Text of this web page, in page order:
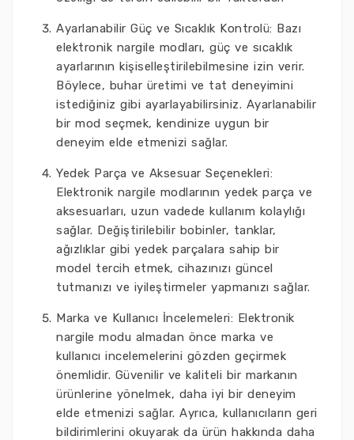
Ayarlanabilir Güç ve Sıcaklık Kontrolü: Bazı
elektronik nargile modları, güç ve sıcaklık
ayarlarının kişiselleştirilebilmesine izin verir.
Böylece, buhar üretimi ve tat deneyimini
istediğiniz gibi ayarlayabilirsiniz. Ayarlanabilir
bir mod seçmek, kendinize uygun bir
deneyim elde etmenizi sağlar.
Yedek Parça ve Aksesuar Seçenekleri:
Elektronik nargile modlarının yedek parça ve
aksesuarları, uzun vadede kullanım kolaylığı
sağlar. Değiştirilebilir bobinler, tanklar,
ağızlıklar gibi yedek parçalara sahip bir
model tercih etmek, cihazınızı güncel
tutmanızı ve iyileştirmeler yapmanızı sağlar.
Marka ve Kullanıcı İncelemeleri: Elektronik
nargile modu almadan önce marka ve
kullanıcı incelemelerini gözden geçirmek
önemlidir. Güvenilir ve kaliteli bir markanın
ürünlerine yönelmek, daha iyi bir deneyim
elde etmenizi sağlar. Ayrıca, kullanıcıların geri
bildirimlerini okuyarak da ürün hakkında daha